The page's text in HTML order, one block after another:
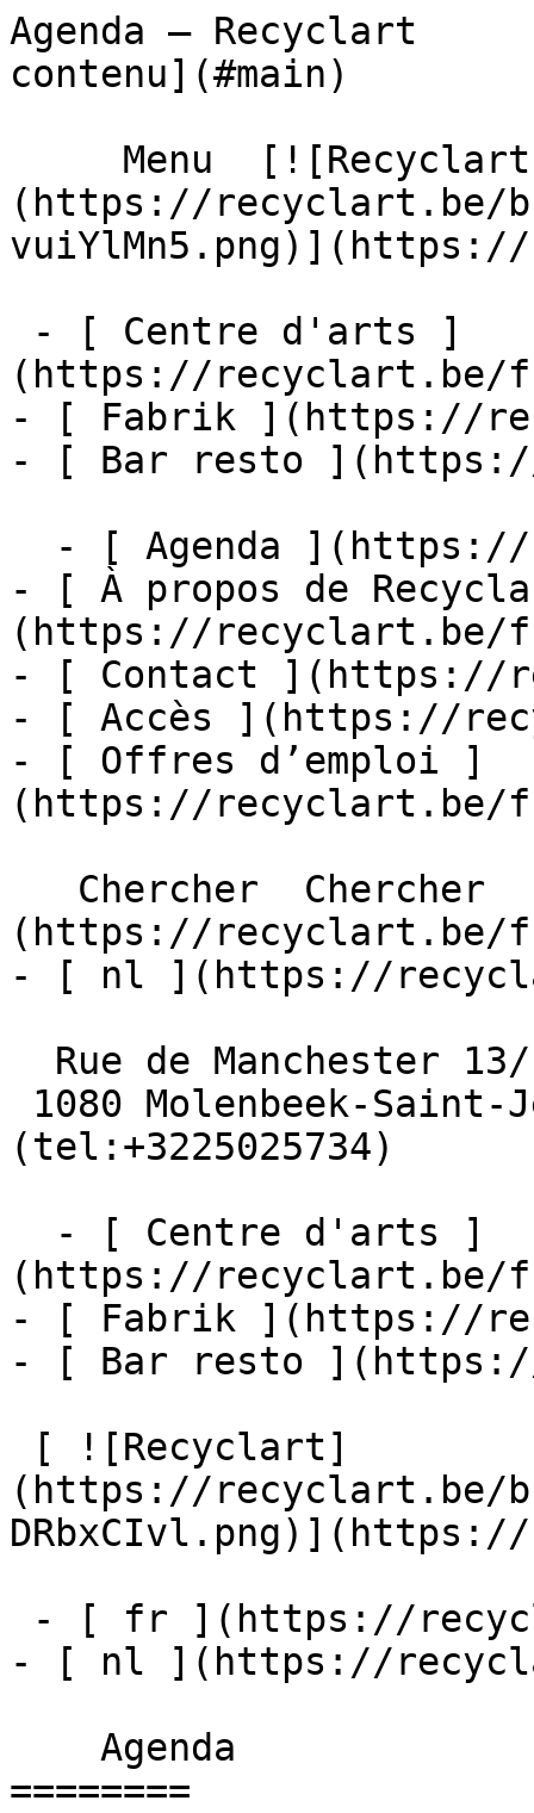
Agenda –
contenu](#main)
(https://recyclart.be/
(https://recyclart.be/
- [ Fabrik ](https://
- [ Bar resto
- [ À propos de
(https://recyclart.be/
- [ Contact ](https://
- [ Accès ](https://
- [ Offres d’emploi ]
(https://recyclart.be/
(https://recyclart.be/
- [ nl ](https://
(tel:+3225025734)
(https://recyclart.be/
- [ Fabrik ](https://
- [ Bar resto
(https://recyclart.be/
- [ nl ](https://
========